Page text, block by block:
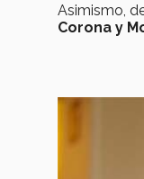
Asimismo,
Corona y